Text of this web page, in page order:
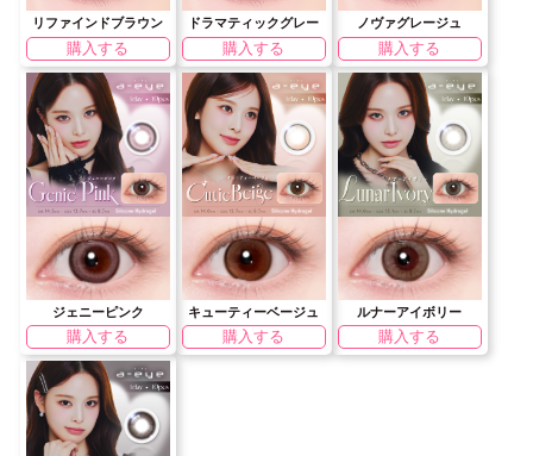
リファインドブラウン
購入する
ドラマティックグレー
購入する
ノヴァグレージュ
購入する
ジェニーピンク
購入する
キューティーベージュ
購入する
ルナーアイボリー
購入する